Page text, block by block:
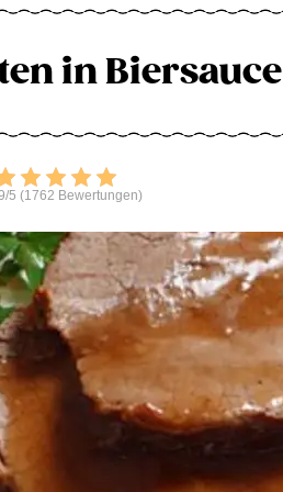
in Biersauce
Bewerten
5 (1762 Bewertungen)